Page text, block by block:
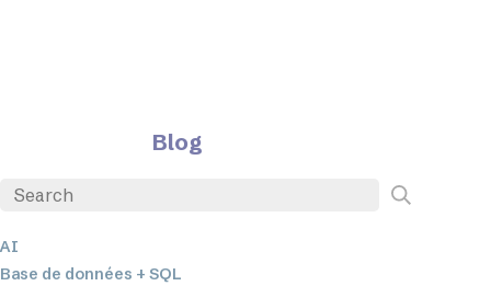
Blog
AI
Base de données + SQL